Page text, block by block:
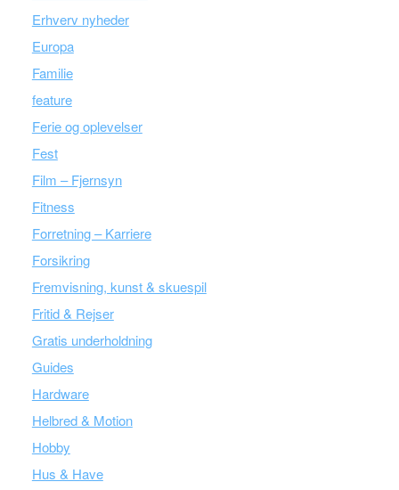
Erhverv nyheder
Europa
Familie
feature
Ferie og oplevelser
Fest
Film – Fjernsyn
Fitness
Forretning – Karriere
Forsikring
Fremvisning, kunst & skuespil
Fritid & Rejser
Gratis underholdning
Guides
Hardware
Helbred & Motion
Hobby
Hus & Have